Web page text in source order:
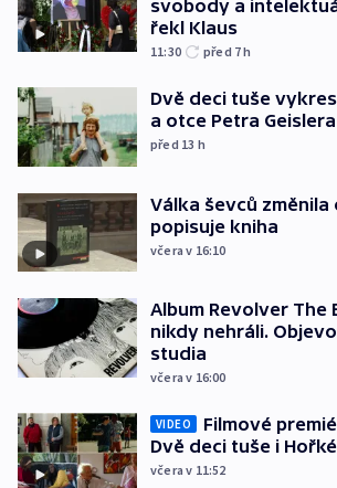
svobody a
řekl Klaus
11:30 před 7h
Dvě deci tuše
a otce Petra Geislera
před 13 h
Válka ševců
popisuje kniha
včera v 16:10
Album Revolver The
nikdy nehráli.
studia
včera v 16:00
VIDEO
Filmové
Dvě deci tuše i
včera v 11:52